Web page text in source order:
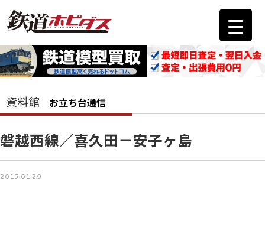
資料館 お立ち台通信
磐越西線／喜久田－安子ヶ島
2015.01.29